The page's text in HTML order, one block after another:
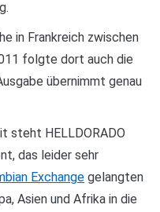
in Frankreich zwischen
folgte dort auch die
übernimmt genau
steht HELLDORADO
das leider sehr
Exchange gelangten
Asien und Afrika in die